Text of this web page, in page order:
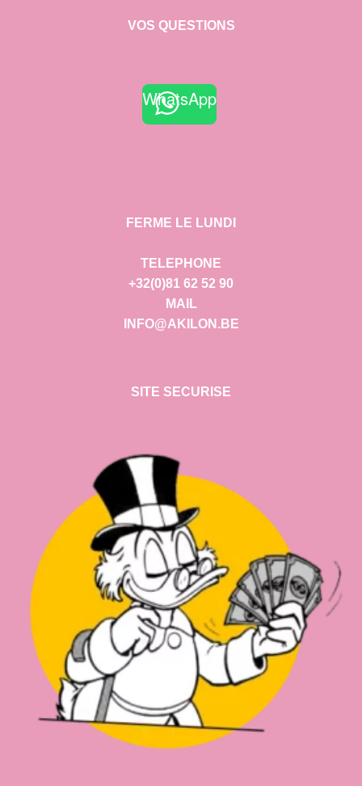
VOS QUESTIONS
WhatsApp
FERME LE LUNDI
TELEPHONE
+32(0)81 62 52 90
MAIL
INFO@AKILON.BE
SITE SECURISE